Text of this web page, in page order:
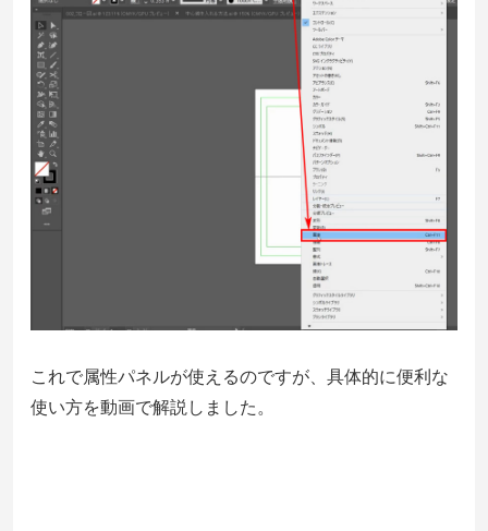
これで属性パネルが使えるのですが、具体的に便利な
使い方を動画で解説しました。